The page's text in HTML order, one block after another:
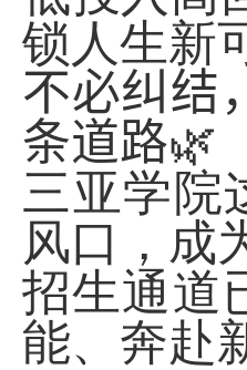
锁人生新
不必纠结
条道路🌿
三亚学院
风口，成
招生通道
能、奔赴